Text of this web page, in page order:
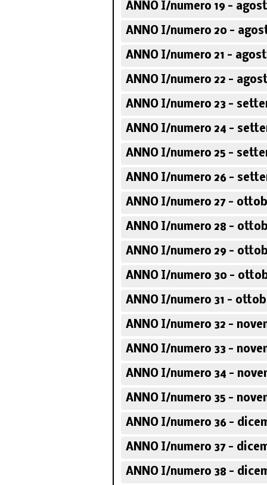
ANNO I/numero 19 -
ANNO I/numero 20 -
ANNO I/numero 21 -
ANNO I/numero 22 -
ANNO I/numero 23 -
ANNO I/numero 24 -
ANNO I/numero 25 -
ANNO I/numero 26 -
ANNO I/numero 27 -
ANNO I/numero 28 -
ANNO I/numero 29 -
ANNO I/numero 30 -
ANNO I/numero 31 -
ANNO I/numero 32 -
ANNO I/numero 33 -
ANNO I/numero 34 -
ANNO I/numero 35 -
ANNO I/numero 36 -
ANNO I/numero 37 -
ANNO I/numero 38 -